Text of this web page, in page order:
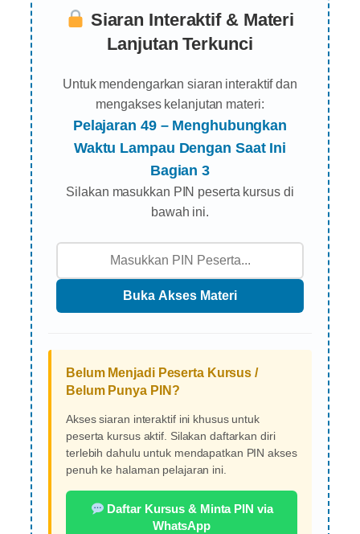
Siaran Interaktif & Materi
Lanjutan Terkunci
Untuk mendengarkan siaran interaktif dan
mengakses kelanjutan materi:
Pelajaran 49 – Menghubungkan
Waktu Lampau Dengan Saat Ini
Bagian 3
Silakan masukkan PIN peserta kursus di
bawah ini.
Belum Menjadi Peserta Kursus /
Belum Punya PIN?
Akses siaran interaktif ini khusus untuk
peserta kursus aktif. Silakan daftarkan diri
terlebih dahulu untuk mendapatkan PIN akses
penuh ke halaman pelajaran ini.
Daftar Kursus & Minta PIN via
WhatsApp